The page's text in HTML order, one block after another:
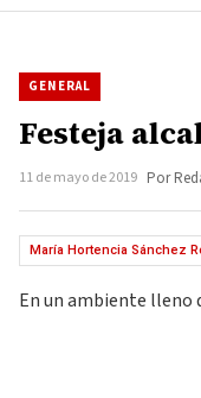
GENERAL
Festeja
11 de mayo de 2019 Por
María Hortencia Sánchez
En un ambiente lleno